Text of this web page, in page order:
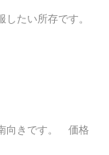
たい所存です。
向きです。 価格